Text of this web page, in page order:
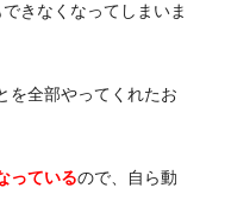
きなくなってしまいま
を全部やってくれたお
っているので、自ら動